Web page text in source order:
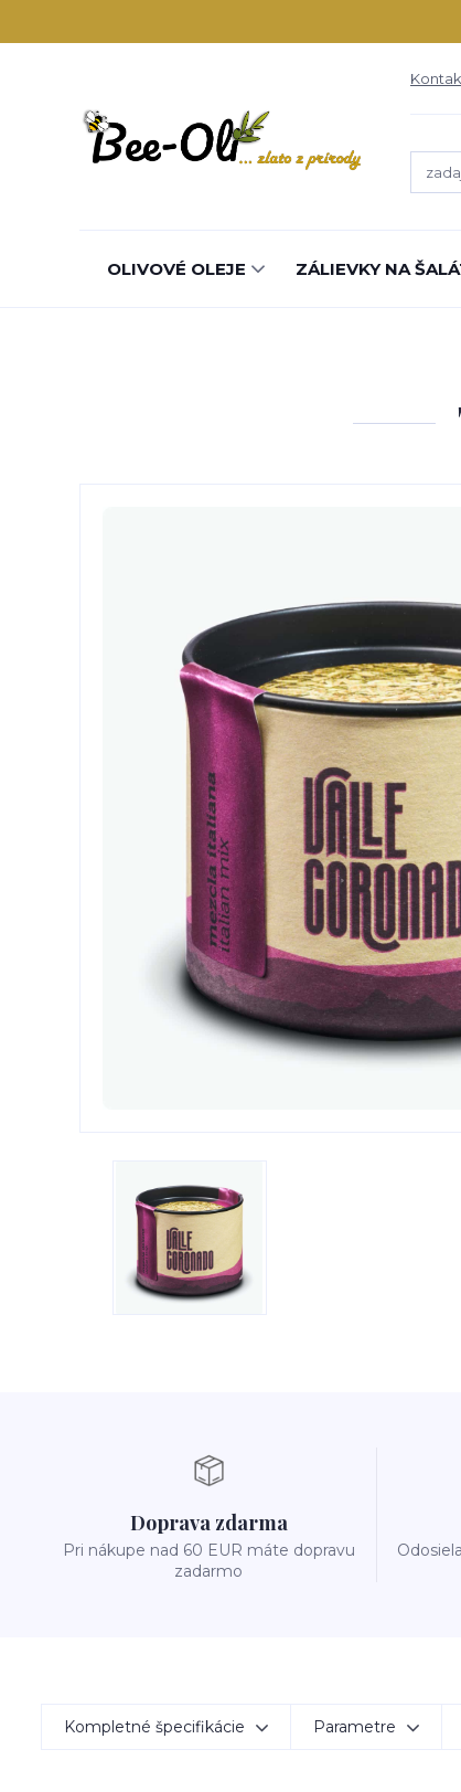
OLIVOVÉ OLEJE ZÁLIEVKY NA
Doprava zdarma
Pri nákupe nad 60 EUR máte dopravu
zadarmo
Kompletné špecifikácie Parametre